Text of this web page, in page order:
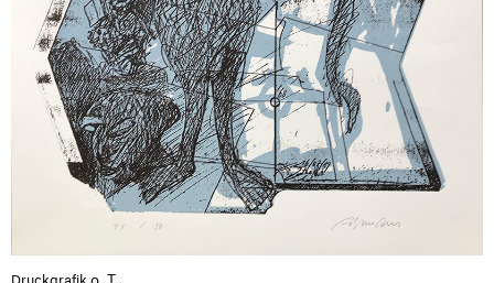
Druckgrafik o. T.